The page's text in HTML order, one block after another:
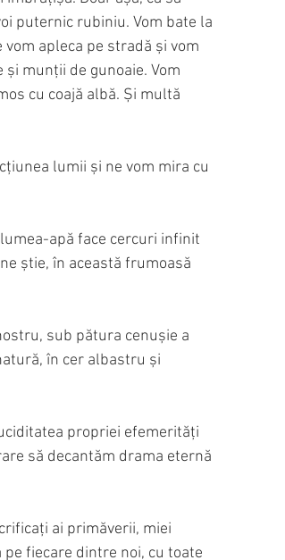
puternic rubiniu. Vom bate la
apleca pe stradă și vom
munții de gunoaie. Vom
cu coajă albă. Și multă
lumii și ne vom mira cu
apă face cercuri infinit
știe, în această frumoasă
sub pătura cenușie a
în cer albastru și
propriei efemerități
să decantăm drama eternă
ai primăverii, miei
fiecare dintre noi, cu toate